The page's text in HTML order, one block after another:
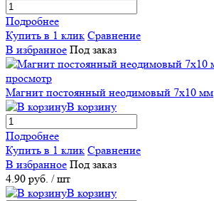
Подробнее
Купить в 1 клик Сравнение
В избранное Под заказ
просмотр
Магнит постоянный неодимовый 7х10 мм
В корзину
Подробнее
Купить в 1 клик Сравнение
В избранное Под заказ
4.90 руб. / шт
В корзину